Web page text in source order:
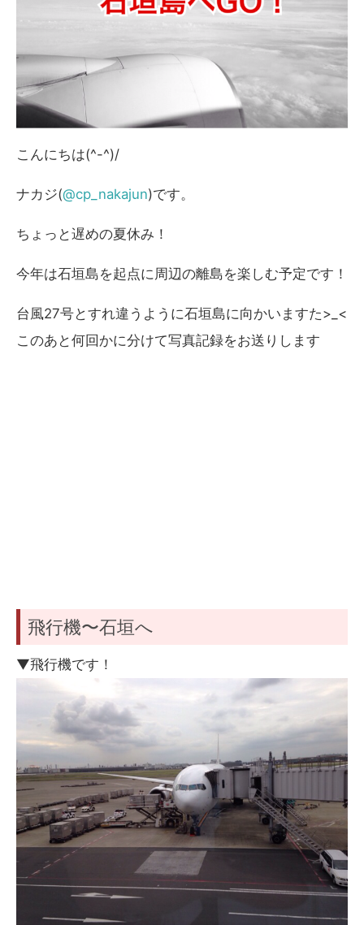
こんにちは(^-^)/
ナカジ(@cp_nakajun)です。
ちょっと遅めの夏休み！
今年は石垣島を起点に周辺の離島を楽しむ予定です！
台風27号とすれ違うように石垣島に向かいますた>_<
このあと何回かに分けて写真記録をお送りします
飛行機〜石垣へ
▼飛行機です！